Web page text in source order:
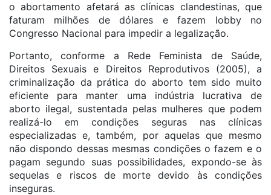
o abortamento afetará as clínicas clandestinas, que
faturam milhões de dólares e fazem lobby no
Congresso Nacional para impedir a legalização.
Portanto, conforme a Rede Feminista de Saúde,
Direitos Sexuais e Direitos Reprodutivos (2005), a
criminalização da prática do aborto tem sido muito
eficiente para manter uma indústria lucrativa de
aborto ilegal, sustentada pelas mulheres que podem
realizá-lo em condições seguras nas clínicas
especializadas e, também, por aquelas que mesmo
não dispondo dessas mesmas condições o fazem e o
pagam segundo suas possibilidades, expondo-se às
sequelas e riscos de morte devido às condições
inseguras.